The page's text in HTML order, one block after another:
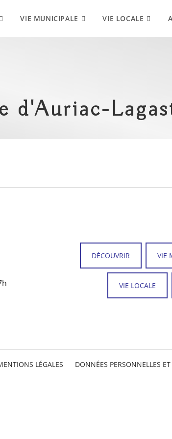
VIE MUNICIPALE VIE LOCALE
d'Auriac-
DÉCOUVRIR VIE
VIE LOCALE
LÉGALES DONNÉES PERSONNELLES